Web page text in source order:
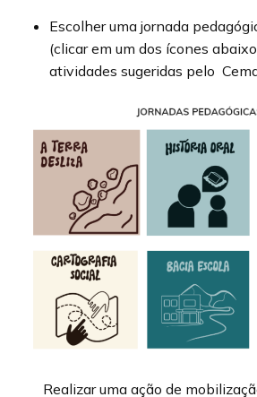
Escolher uma jornada
(clicar em um dos ícones
atividades sugeridas pelo
Realizar uma ação de